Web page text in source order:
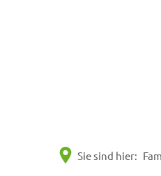
Sie sind hier: